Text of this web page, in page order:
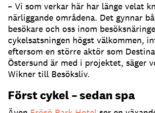
– Vi som verkar här har länge velat
närliggande områdena. Det gynnar
besökare och oss inom
cykelsatsningen högst välkommen,
eftersom en större aktör som
Östersund är med i projektet, säger
Wikner till Besöksliv.
Först cykel – sedan spa